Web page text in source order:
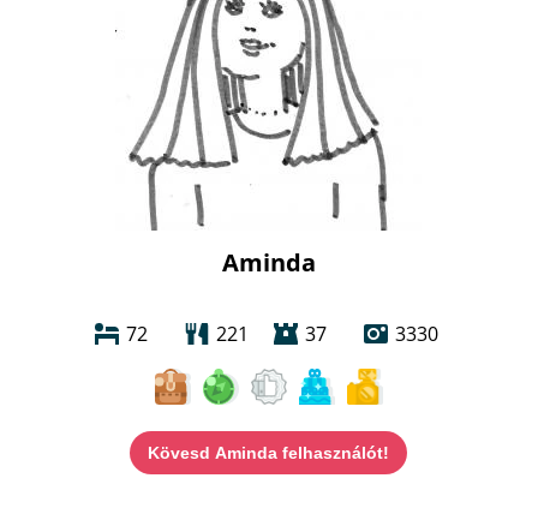
Aminda
72 221 37 3330
Kövesd Aminda felhasználót!